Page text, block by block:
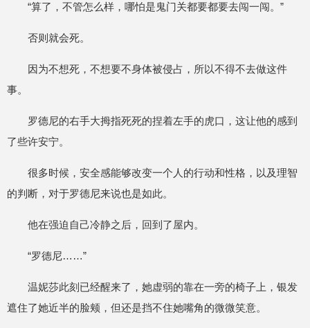
“算了，不管怎么样，哪怕是鬼门关都要都要去闯一闯。”
否则就会死。
因为不想死，不想要不身体被侵占，所以不得不去做这件
事。
罗德尼的右手大拇指死死的捏着左手的虎口，这让他的感到
了些许安宁。
很多时候，安全感能够改变一个人的行动和性格，以及理智
的判断，对于罗德尼来说也是如此。
他在强迫自己冷静之后，回到了屋内。
“罗德尼……”
温妮莎此刻已经醒来了，她虚弱的靠在一旁的椅子上，银发
遮住了她近半的脸颊，但还是挡不住她嘴角的微微笑意。